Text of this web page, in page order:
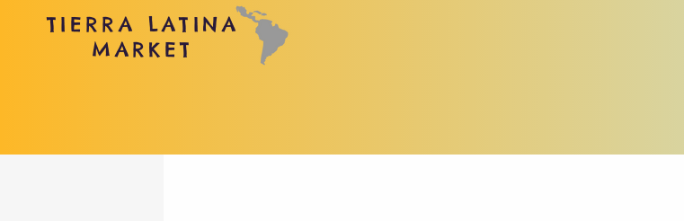
TIERRA LATINA
MARKET